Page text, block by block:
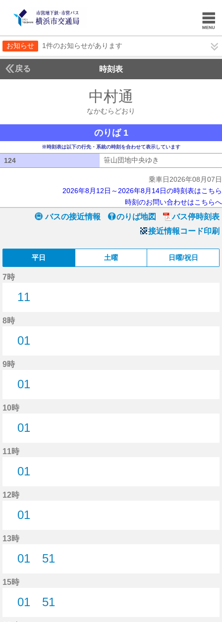
お知らせ 1件のお知らせがあります
戻る 時刻表
中村通
なかむらどおり
のりば 1
※時刻表は以下の行先・系統の時刻を合わせて表示しています
124 笹山団地中央ゆき
乗車日2026年08月07日
2026年8月12日～2026年8月14日の時刻表はこちら
時刻のお問い合わせはこちらへ
バスの接近情報 のりば地図
バス停時刻表
接近情報コード印刷
平日 土曜 日曜/祝日
7時
11
8時
01
9時
01
10時
01
11時
01
12時
01
13時
01
51
15時
01
51